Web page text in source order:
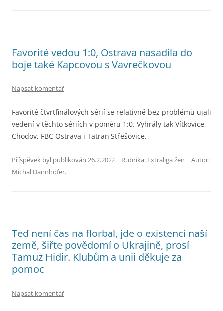
Favorité vedou 1:0, Ostrava nasadila do
boje také Kapcovou s Vavrečkovou
Napsat komentář
Favorité čtvrtfinálových sérií se relativně bez problémů ujali
vedení v těchto sériích v poměru 1:0. Vyhrály tak Vítkovice,
Chodov, FBC Ostrava i Tatran Střešovice.
Příspěvek byl publikován 26.2.2022 | Rubrika: Extraliga žen | Autor:
Michal Dannhofer.
Teď není čas na florbal, jde o existenci naší
země, šiřte povědomí o Ukrajině, prosí
Tamuz Hidir. Klubům a unii děkuje za
pomoc
Napsat komentář